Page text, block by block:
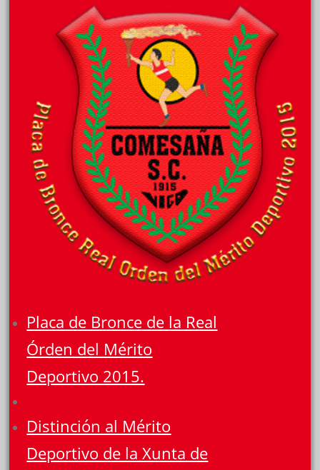
Placa de Bronce de la Real
Órden del Mérito
Deportivo 2015.
Distinción al Mérito
Deportivo de la Xunta de